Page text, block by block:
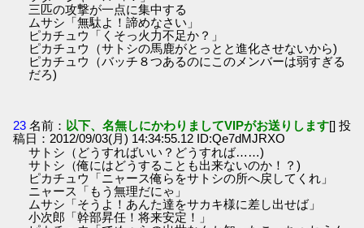
三匹の攻撃が一点に集中する
ムサシ「無駄よ！諦めなさい」
ピカチュウ「くそっ火力不足か？」
ピカチュウ（サトシの馬鹿がとっとと進化させないから)
ピカチュウ（バッチ８つあるのにこのメンバーは弱すぎる
だろ)
23 名前： 以下、名無しにかわりましてVIPがお送りします[] 投
稿日：2012/09/03(月) 14:34:55.12 ID:Qe7dMJRXO
サトシ（どうすればいい？どうすれば……)
サトシ（俺にはどうすることも出来ないのか！？)
ピカチュウ「ニャース俺らをサトシの所へ戻してくれ」
ニャース「もう無理だにゃ」
ムサシ「そうよ！あんた達をサカキ様に差し出せば」
小次郎「幹部昇任！将来安定！」